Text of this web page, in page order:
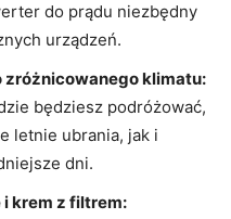
do prądu niezbędny
urządzeń.
zróżnicowanego‌ klimatu:
będziesz podróżować,
letnie ubrania, jak i
dni.
i krem z filtrem: